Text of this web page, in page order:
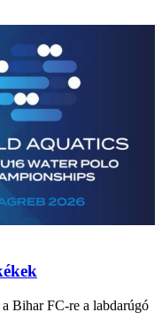
Bihar FC-re a labdarúgó